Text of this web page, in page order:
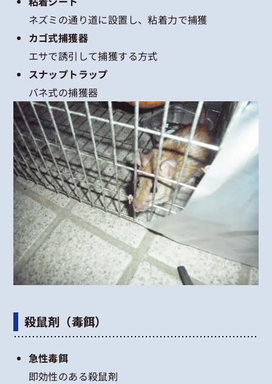
ネズミの通り道に設置し、粘着力で捕獲
カゴ式捕獲器
エサで誘引して捕獲する方式
スナップトラップ
バネ式の捕獲器
殺鼠剤（毒餌）
急性毒餌
即効性のある殺鼠剤